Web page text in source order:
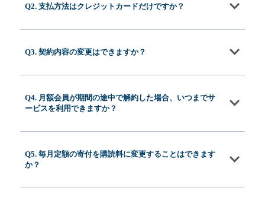
Q2. 支払方法はクレジットカードだけですか？
Q3. 契約内容の変更はできますか？
Q4. 月額会員が期間の途中で解約した場合、いつまでサ
ービスを利用できますか？
Q5. 毎月定額の寄付を購読料に変更することはできます
か？